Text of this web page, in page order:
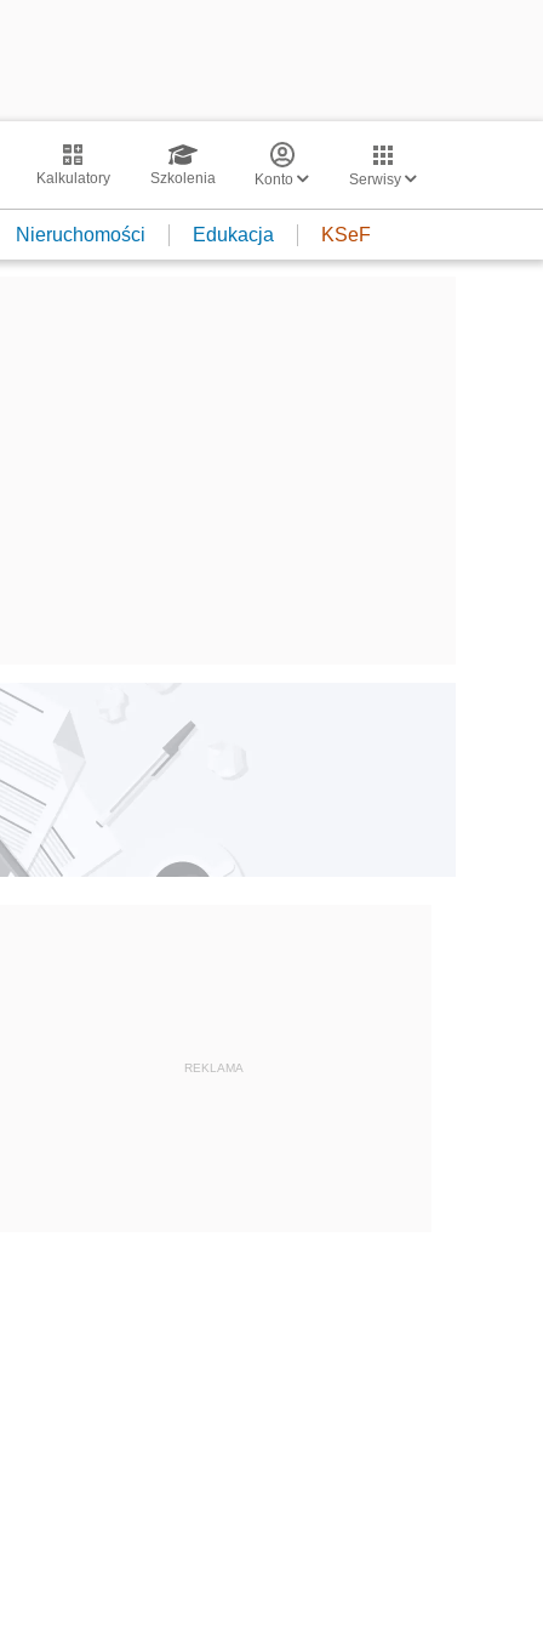
Kalkulatory Szkolenia Konto Serwisy
Nieruchomości Edukacja KSeF
REKLAMA